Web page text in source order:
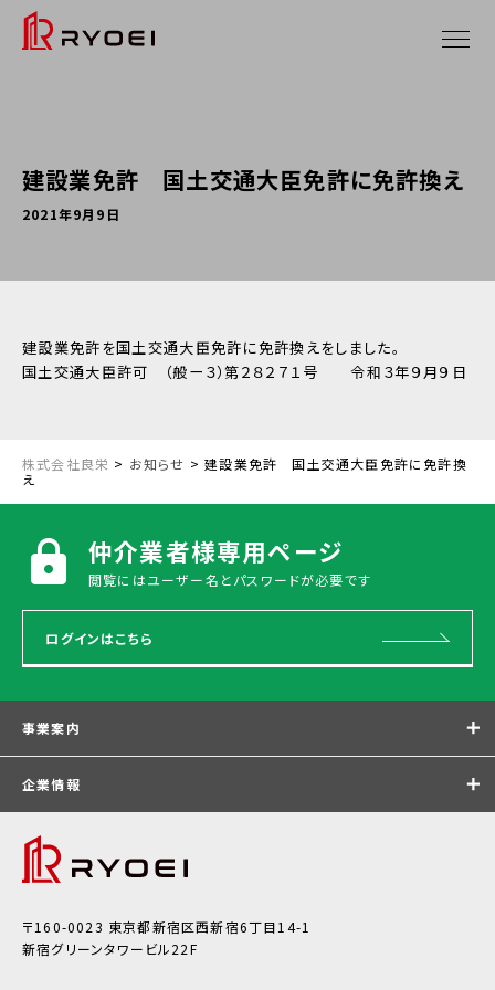
建設業免許 国土交通大臣免許に免許換え
2021年9月9日
建設業免許を国土交通大臣免許に免許換えをしました。
国土交通大臣許可 （般ー３）第２８２７１号 令和３年９月９日
株式会社良栄 > お知らせ >建設業免許 国土交通大臣免許に免許換
え
仲介業者様専用ページ
閲覧にはユーザー名とパスワードが必要です
ログインはこちら
〒160-0023 東京都新宿区⻄新宿6丁⽬14-1
新宿グリーンタワービル22F
事業案内
企業情報